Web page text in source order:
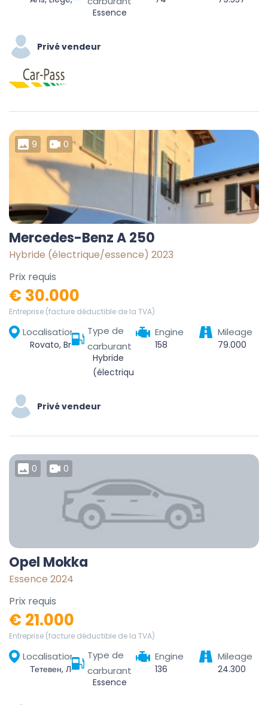
Essence
Privé vendeur
9 0
Mercedes-Benz A 250
Hybride (électrique/essence) 2023
Prix requis
€ 30.000
Entreprise (facture déductible de la TVA)
Localisation
Rovato, Brescia, Lombardia, 25038, Italia
Type de
carburant
Hybride
(électrique/essence)
Engine
158
Mileage
79.000
Privé vendeur
0 0
Opel Mokka
Essence 2024
Prix requis
€ 21.000
Entreprise (facture déductible de la TVA)
Localisation
Тетевен, Ловеч, България
Type de
carburant
Essence
Engine
136
Mileage
24.300